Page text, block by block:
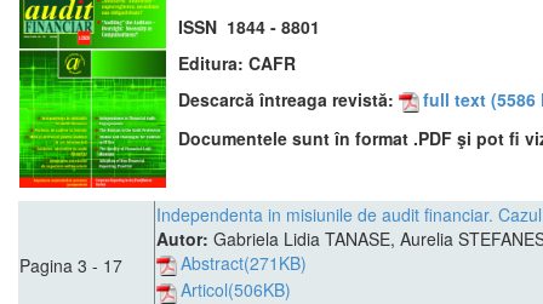
ISSN 1844 - 8801
Editura: CAFR
Descarcă întreaga revistă:
full text (5586
Documentele sunt în format .PDF şi pot fi
Pagina 3 - 17
Independenta in misiunile de audit financiar.
Autor: Gabriela Lidia TANASE, Aurelia
Abstract(271KB)
Articol(506KB)